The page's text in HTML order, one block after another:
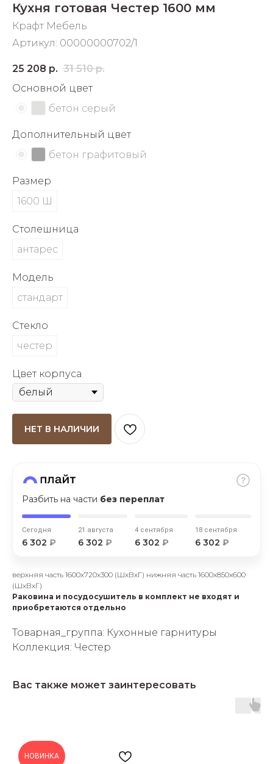
Кухня готовая Честер 1600 мм
Крафт Мебель
Артикул: 00000000702/1
25 208 р. 31 510 р.
Основной цвет
бетон серый
Дополнительный цвет
бетон графитовый
Размер
1600 Ш
Столешница
антарес
Модель
стандарт
Стекло
честер
Цвет корпуса
НЕТ В НАЛИЧИИ
Разбить на части без переплат
Сегодня
6 302 ₽
21 августа
6 302 ₽
4 сентября
6 302 ₽
18 сентября
6 302 ₽
Оставшиеся
списываться с вашей карты
каждые 2 недели
Подробнее
недели
верхняя часть 1600х720х300 (ШхВхГ) нижняя часть 1600х850х600
(ШхВхГ)
Раковина и посудосушитель в комплект не входят и
приобретаются отдельно
Товарная_группа: Кухонные гарнитуры
Коллекция: Честер
Вас также может заинтересовать
НОВИНКА